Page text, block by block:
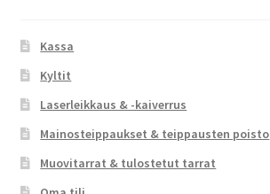
Kassa
Kyltit
Laserleikkaus & -kaiverrus
Mainosteippaukset & teippausten poisto
Muovitarrat & tulostetut tarrat